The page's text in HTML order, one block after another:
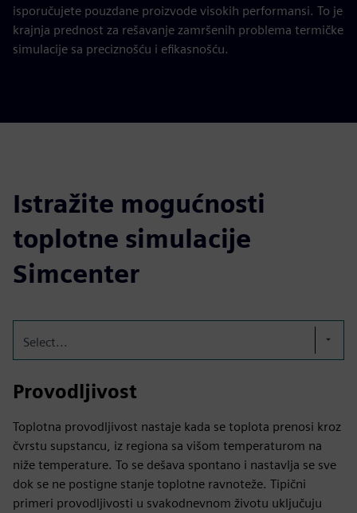
isporučujete pouzdane proizvode visokih performansi. To je
krajnja prednost za rešavanje zamršenih problema termičke
simulacije sa preciznošću i efikasnošću.
Istražite mogućnosti
toplotne simulacije
Simcenter
Select...
Provodljivost
Toplotna provodljivost nastaje kada se toplota prenosi kroz
čvrstu supstancu, iz regiona sa višom temperaturom na
niže temperature. To se dešava spontano i nastavlja se sve
dok se ne postigne stanje toplotne ravnoteže. Tipični
primeri provodljivosti u svakodnevnom životu uključuju